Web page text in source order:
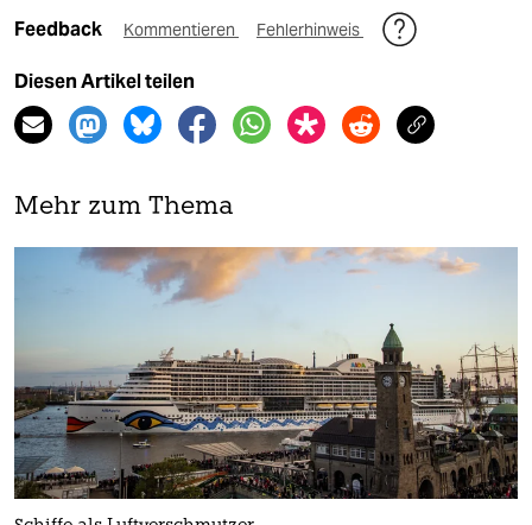
Feedback Kommentieren Fehlerhinweis
Diesen Artikel teilen
Mehr zum Thema